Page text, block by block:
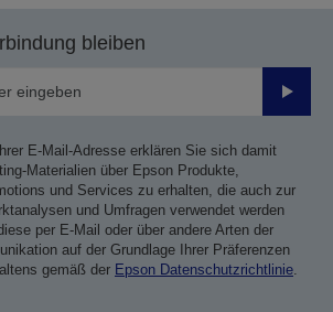
bleiben
E-Mail-Adresse erklären Sie sich damit
Materialien über Epson Produkte,
und Services zu erhalten, die auch zur
und Umfragen verwendet werden
per E-Mail oder über andere Arten der
auf der Grundlage Ihrer Präferenzen
gemäß der Epson Datenschutzrichtlinie